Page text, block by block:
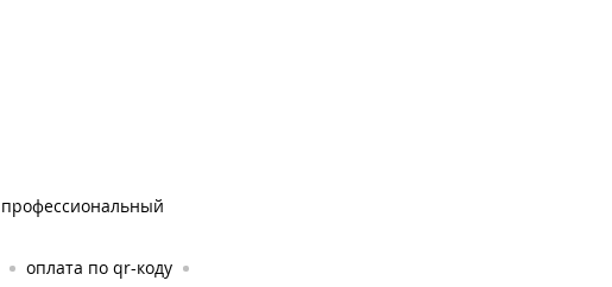
профессиональный
оплата по qr-коду